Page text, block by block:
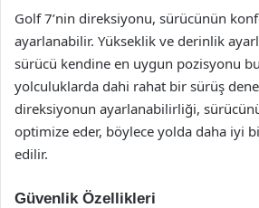
Golf 7’nin direksiyonu, sürücünün
ayarlanabilir. Yükseklik ve derinlik
sürücü kendine en uygun pozisyonu
yolculuklarda dahi rahat bir sürüş
direksiyonun ayarlanabilirliği,
optimize eder, böylece yolda daha iyi
edilir.
Güvenlik Özellikleri